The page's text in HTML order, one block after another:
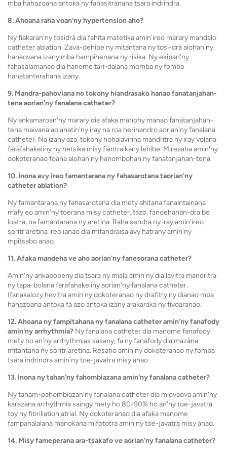
mba hahazoana antoka ny fahasitranana tsara indrindra.
8. Ahoana raha voan'ny hypertension aho?
Ny fiakaran'ny tosidrà dia fahita matetika amin'ireo marary mandalo
catheter ablation. Zava-dehibe ny mitantana ny tosi-drà alohan'ny
hanaovana izany mba hampihenana ny risika. Ny ekipan'ny
fahasalamanao dia hanome tari-dalana momba ny fomba
hanatanterahana izany.
9. Mandra-pahoviana no tokony hiandrasako hanao fanatanjahan-
tena aorian'ny fanalana catheter?
Ny ankamaroan'ny marary dia afaka manohy manao fanatanjahan-
tena maivana ao anatin'ny iray na roa herinandro aorian'ny fanalana
catheter. Na izany aza, tokony hohalavirina mandritra ny iray volana
farafahakeliny ny hetsika misy fiantraikany lehibe. Miresaha amin'ny
dokoteranao foana alohan'ny hanombohan'ny fanatanjahan-tena.
10. Inona avy ireo famantarana ny fahasarotana taorian'ny
catheter ablation?
Ny famantarana ny fahasarotana dia mety ahitana fanaintainana
mafy eo amin'ny toerana misy catheter, tazo, fandehanan-dra be
loatra, na famantarana ny aretina. Raha sendra ny iray amin'ireo
soritr'aretina ireo ianao dia mifandraisa avy hatrany amin'ny
mpitsabo anao.
11. Afaka mandeha ve aho aorian'ny fanesorana catheter?
Amin'ny ankapobeny dia tsara ny miala amin'ny dia lavitra mandritra
ny tapa-bolana farafahakeliny aorian'ny fanalana catheter.
Ifanakalozy hevitra amin'ny dokoteranao ny drafitry ny dianao mba
hahazoana antoka fa azo antoka izany arakaraka ny fivoaranao.
12. Ahoana ny fampitahana ny fanalana catheter amin'ny fanafody
amin'ny arrhythmia? Ny fanalana catheter dia manome fanafody
mety ho an'ny arrhythmias sasany, fa ny fanafody dia mazàna
mitantana ny soritr'aretina. Resaho amin'ny dokoteranao ny fomba
tsara indrindra amin'ny toe-javatra misy anao.
13. Inona ny tahan'ny fahombiazana amin'ny fanalana catheter?
Ny taham-pahombiazan'ny fanalana catheter dia miovaova amin'ny
karazana arrhythmia saingy mety ho 80-90% ho an'ny toe-javatra
toy ny fibrillation atrial. Ny dokoteranao dia afaka manome
fampahalalana manokana mifototra amin'ny toe-javatra misy anao.
14. Misy fameperana ara-tsakafo ve aorian'ny fanalana catheter?